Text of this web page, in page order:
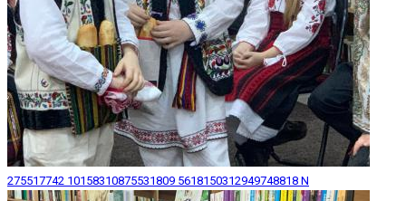
275517742 10158310875531809 5618150312949748818 N